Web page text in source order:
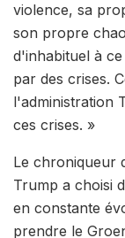
violence, sa
son propre
d'inhabituel à
par des crises.
l'administration
ces crises. »
Le chroniqueur
Trump a choisi
en constante
prendre le